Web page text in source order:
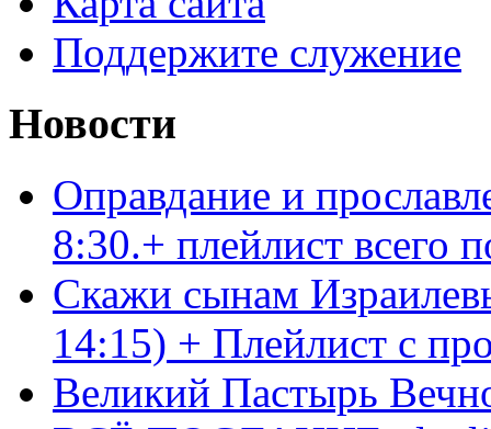
Поддержите служение
Новости
Оправдание и
8:30.+ плейлист
Скажи сынам
14:15) + Плейлист с
Великий Пастырь